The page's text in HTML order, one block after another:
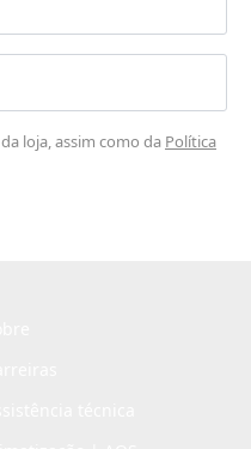
da loja, assim como da Política